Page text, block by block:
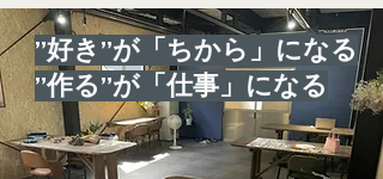
”好き”が「ちから」になる
​”作る”が「仕事」になる